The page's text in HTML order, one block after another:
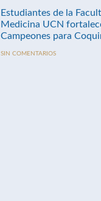
Estudiantes de la
Medicina UCN
Campeones para
SIN COMENTARIOS